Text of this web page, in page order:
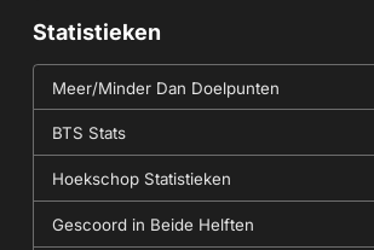
Statistieken
Meer/Minder Dan Doelpunten
BTS Stats
Hoekschop Statistieken
Gescoord in Beide Helften